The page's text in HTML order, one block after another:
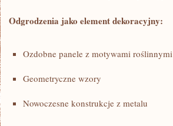
Odgrodzenia jako element dekoracyjny:
Ozdobne panele z motywami ​roślinnymi
Geometryczne wzory
Nowoczesne konstrukcje z metalu